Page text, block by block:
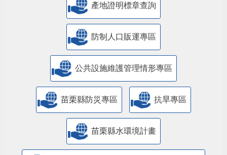
產地證明標章查詢
防制人口販運專區
​公共設施維護管理情形專區
苗栗縣防災專區 抗旱專區
苗栗縣水環境計畫